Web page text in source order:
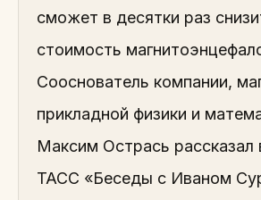
сможет в десятки раз
стоимость
Сооснователь компании,
прикладной физики и
Максим Острась рассказал
ТАСС «Беседы с Иваном